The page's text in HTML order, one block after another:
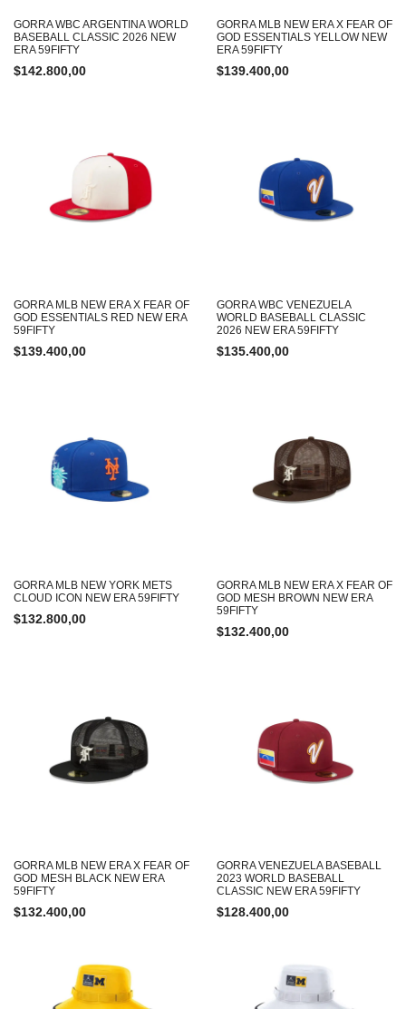
GORRA WBC ARGENTINA WORLD
BASEBALL CLASSIC 2026 NEW
ERA 59FIFTY
$142.800,00
GORRA MLB NEW ERA X FEAR OF
GOD ESSENTIALS YELLOW NEW
ERA 59FIFTY
$139.400,00
GORRA MLB NEW ERA X FEAR OF
GOD ESSENTIALS RED NEW ERA
59FIFTY
$139.400,00
GORRA WBC VENEZUELA
WORLD BASEBALL CLASSIC
2026 NEW ERA 59FIFTY
$135.400,00
GORRA MLB NEW YORK METS
CLOUD ICON NEW ERA 59FIFTY
$132.800,00
GORRA MLB NEW ERA X FEAR OF
GOD MESH BROWN NEW ERA
59FIFTY
$132.400,00
GORRA MLB NEW ERA X FEAR OF
GOD MESH BLACK NEW ERA
59FIFTY
$132.400,00
GORRA VENEZUELA BASEBALL
2023 WORLD BASEBALL
CLASSIC NEW ERA 59FIFTY
$128.400,00